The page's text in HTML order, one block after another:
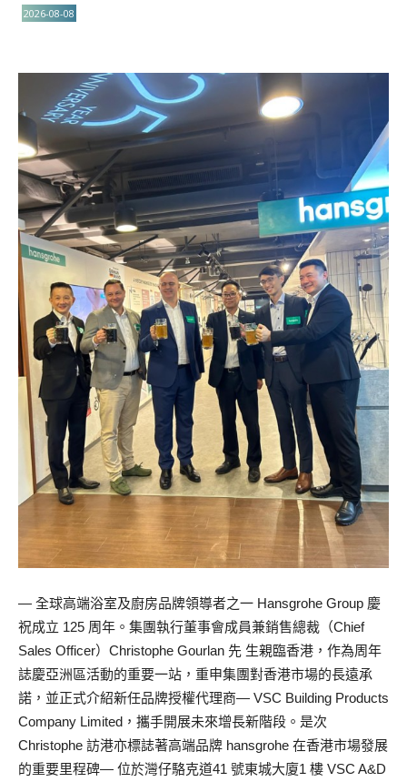
2026-08-08
— 全球高端浴室及廚房品牌領導者之一 Hansgrohe Group 慶
祝成立 125 周年。集團執行董事會成員兼銷售總裁（Chief
Sales Officer）Christophe Gourlan 先 生親臨香港，作為周年
誌慶亞洲區活動的重要一站，重申集團對香港市場的長遠承
諾，並正式介紹新任品牌授權代理商— VSC Building Products
Company Limited，攜手開展未來增長新階段。是次
Christophe 訪港亦標誌著高端品牌 hansgrohe 在香港市場發展
的重要里程碑— 位於灣仔駱克道41 號東城大廈1 樓 VSC A&D